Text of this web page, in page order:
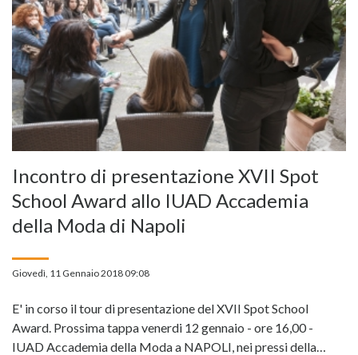
Incontro di presentazione XVII Spot
School Award allo IUAD Accademia
della Moda di Napoli
Giovedì, 11 Gennaio 2018 09:08
E' in corso il tour di presentazione del XVII Spot School
Award. Prossima tappa venerdi 12 gennaio - ore 16,00 -
IUAD Accademia della Moda a NAPOLI, nei pressi della…